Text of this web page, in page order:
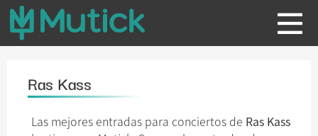
Ras Kass
Las mejores entradas para conciertos de Ras Kass